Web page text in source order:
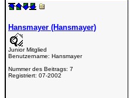
Hansmayer (Hansmayer)
Junior Mitglied
Benutzername: Hansmayer
Nummer des Beitrags: 7
Registriert: 07-2002